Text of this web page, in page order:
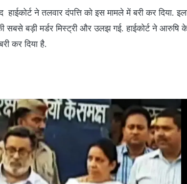
ने तलवार दंपत्ति को इस मामले में बरी कर दिया.
बड़ी मर्डर मिस्ट्री और उलझ गई. हाईकोर्ट ने आरुषि के
कर दिया है.